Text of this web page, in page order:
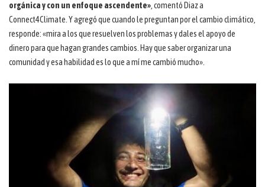
orgánica y con un enfoque ascendente», comentó Diaz a
Connect4Climate. Y agregó que cuando le preguntan por el cambio climático,
responde: «mira a los que resuelven los problemas y dales el apoyo de
dinero para que hagan grandes cambios. Hay que saber organizar una
comunidad y esa habilidad es lo que a mí me cambió mucho».